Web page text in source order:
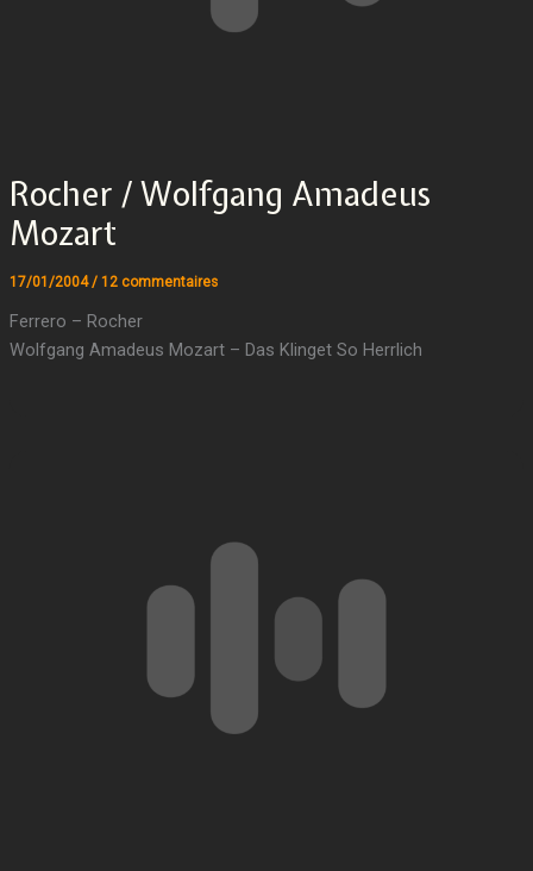
Rocher / Wolfgang Amadeus
Mozart
17/01/2004/ 12 commentaires
Ferrero – Rocher
Wolfgang Amadeus Mozart – Das Klinget So Herrlich